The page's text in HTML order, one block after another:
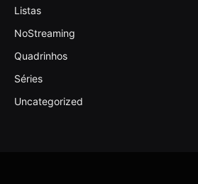
Listas
NoStreaming
Quadrinhos
Séries
Uncategorized